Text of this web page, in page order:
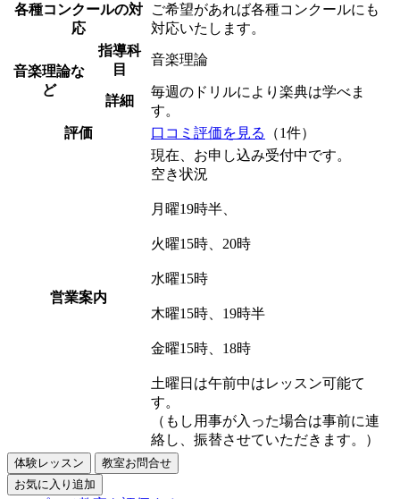
各種コンクールの対
応
ご希望があれば各種コンクールにも
対応いたします。
音楽理論な
ど
指導科
目
音楽理論
詳細
毎週のドリルにより楽典は学べま
す。
評価
口コミ評価を見る （1件）
営業案内
現在、お申し込み受付中です。
空き状況
月曜19時半、
火曜15時、20時
水曜15時
木曜15時、19時半
金曜15時、18時
土曜日は午前中はレッスン可能て
す。
（もし用事が入った場合は事前に連
絡し、振替させていただきます。）